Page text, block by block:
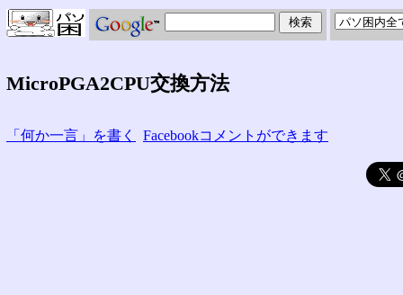
MicroPGA2CPU交換方法
「何か一言」を書く Facebookコメントができます